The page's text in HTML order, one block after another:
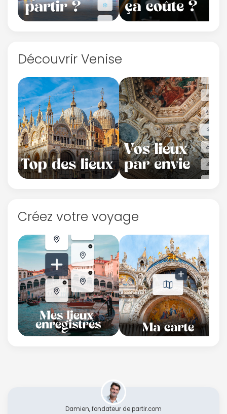
Découvrir Venise
Créez votre voyage
Damien, fondateur de partir.com